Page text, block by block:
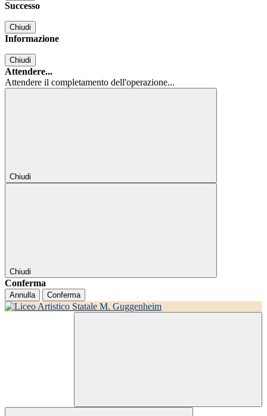
Successo
Chiudi
Informazione
Chiudi
Attendere...
Attendere il completamento dell'operazione...
Chiudi
Chiudi
Conferma
Annulla Conferma